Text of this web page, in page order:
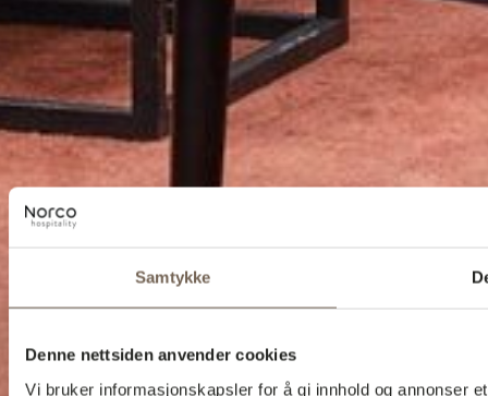
Samtykke
Denne nettsiden anvender cookies
Vi bruker informasjonskapsler for å gi innhold og annonser